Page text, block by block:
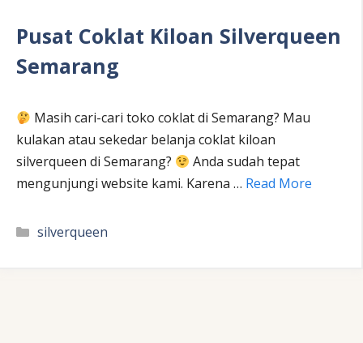
Pusat Coklat Kiloan Silverqueen
Semarang
Masih cari-cari toko coklat di Semarang? Mau
kulakan atau sekedar belanja coklat kiloan
silverqueen di Semarang?
Anda sudah tepat
mengunjungi website kami. Karena … Read More
Kategori
silverqueen